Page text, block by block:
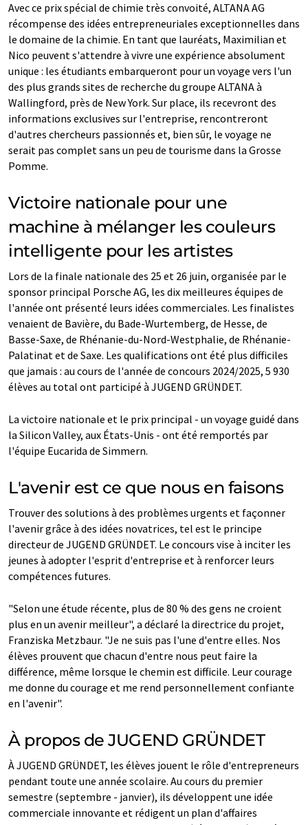
Avec ce prix spécial de chimie très convoité, ALTANA AG
récompense des idées entrepreneuriales exceptionnelles dans
le domaine de la chimie. En tant que lauréats, Maximilian et
Nico peuvent s'attendre à vivre une expérience absolument
unique : les étudiants embarqueront pour un voyage vers l'un
des plus grands sites de recherche du groupe ALTANA à
Wallingford, près de New York. Sur place, ils recevront des
informations exclusives sur l'entreprise, rencontreront
d'autres chercheurs passionnés et, bien sûr, le voyage ne
serait pas complet sans un peu de tourisme dans la Grosse
Pomme.
Victoire nationale pour une
machine à mélanger les couleurs
intelligente pour les artistes
Lors de la finale nationale des 25 et 26 juin, organisée par le
sponsor principal Porsche AG, les dix meilleures équipes de
l'année ont présenté leurs idées commerciales. Les finalistes
venaient de Bavière, du Bade-Wurtemberg, de Hesse, de
Basse-Saxe, de Rhénanie-du-Nord-Westphalie, de Rhénanie-
Palatinat et de Saxe. Les qualifications ont été plus difficiles
que jamais : au cours de l'année de concours 2024/2025, 5 930
élèves au total ont participé à JUGEND GRÜNDET.
La victoire nationale et le prix principal - un voyage guidé dans
la Silicon Valley, aux États-Unis - ont été remportés par
l'équipe Eucarida de Simmern.
L'avenir est ce que nous en faisons
Trouver des solutions à des problèmes urgents et façonner
l'avenir grâce à des idées novatrices, tel est le principe
directeur de JUGEND GRÜNDET. Le concours vise à inciter les
jeunes à adopter l'esprit d'entreprise et à renforcer leurs
compétences futures.
"Selon une étude récente, plus de 80 % des gens ne croient
plus en un avenir meilleur", a déclaré la directrice du projet,
Franziska Metzbaur. "Je ne suis pas l'une d'entre elles. Nos
élèves prouvent que chacun d'entre nous peut faire la
différence, même lorsque le chemin est difficile. Leur courage
me donne du courage et me rend personnellement confiante
en l'avenir".
À propos de JUGEND GRÜNDET
À JUGEND GRÜNDET, les élèves jouent le rôle d'entrepreneurs
pendant toute une année scolaire. Au cours du premier
semestre (septembre - janvier), ils développent une idée
commerciale innovante et rédigent un plan d'affaires